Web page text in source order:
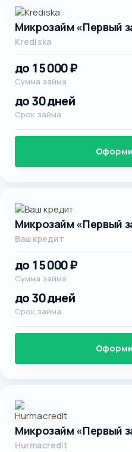
Микрозайм «Первый
Krediska
до 15 000 ₽
Сумма займа
до 30 дней
Срок займа
Микрозайм «Первый
Ваш кредит
до 15 000 ₽
Сумма займа
до 30 дней
Срок займа
Микрозайм «Первый
Hurmacredit